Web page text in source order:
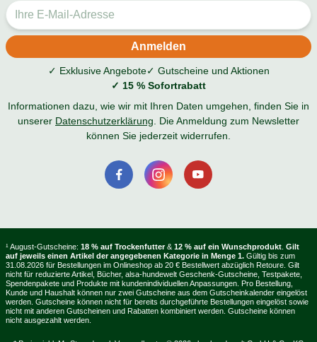
✓ Exklusive Angebote✓ Gutscheine und Aktionen
✓ 15 % Sofortrabatt
Informationen dazu, wie wir mit Ihren Daten umgehen, finden Sie in
unserer Datenschutzerklärung . Die Anmeldung zum Newsletter
können Sie jederzeit widerrufen.
¹ August-Gutscheine: 18 % auf Trockenfutter & 12 % auf ein Wunschprodukt Gilt
auf jeweils einen Artikel der angegebenen Kategorie in Menge 1. Gültig bis zum
31.08.2026 für Bestellungen im Onlineshop ab 20 € Bestellwert abzüglich Retoure. Gilt
nicht für reduzierte Artikel, Bücher, alsa-hundewelt Geschenk-Gutscheine, Testpakete,
Spendenpakete und Produkte mit kundenindividuellen Anpassungen. Pro Bestellung,
Kunde und Haushalt können nur zwei Gutscheine aus dem Gutscheinkalender eingelöst
werden. Gutscheine können nicht für bereits durchgeführte Bestellungen eingelöst sowie
nicht mit anderen Gutscheinen und Rabatten kombiniert werden. Gutscheine können
nicht ausgezahlt werden.